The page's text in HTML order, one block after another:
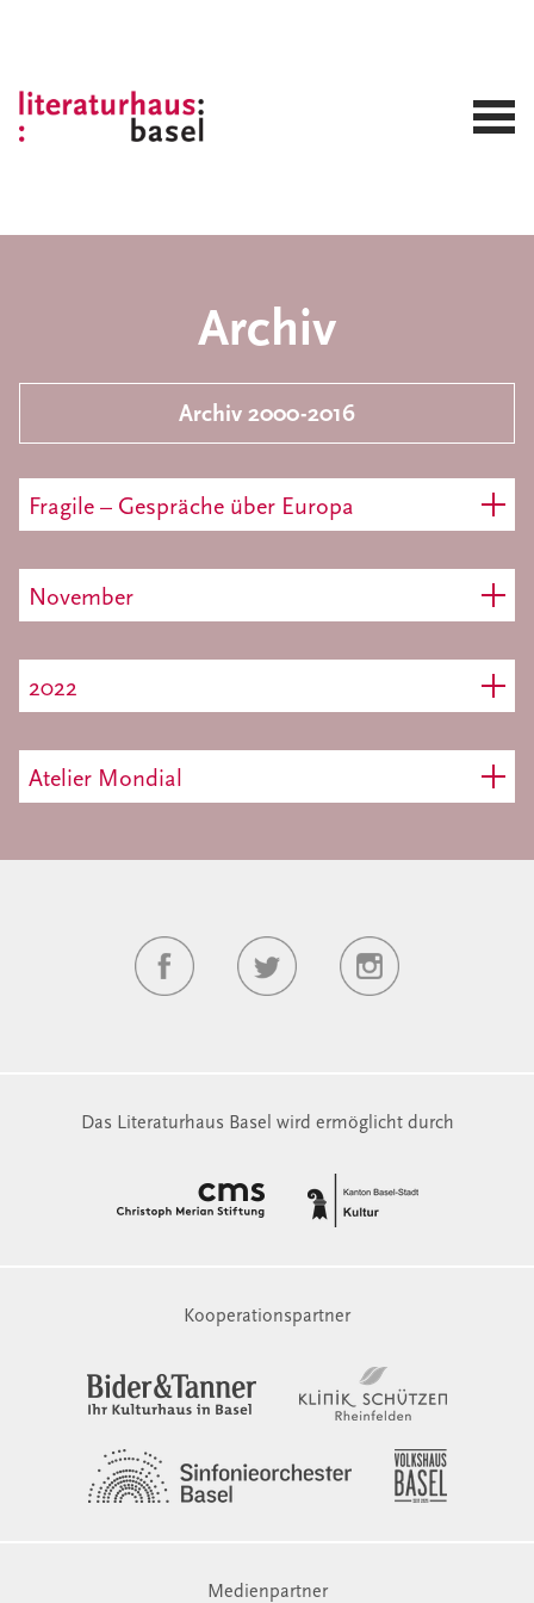
Archiv
Archiv 2000-2016
Fragile – Gespräche über Europa
November
2022
Atelier Mondial
Das Literaturhaus Basel wird ermöglicht durch
Kooperationspartner
Medienpartner